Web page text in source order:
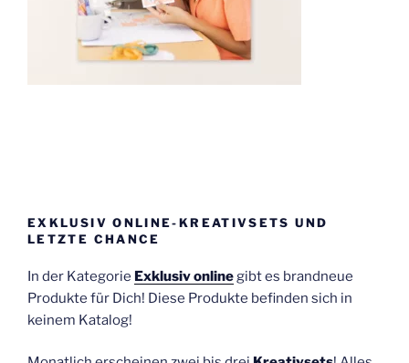
EXKLUSIV ONLINE-KREATIVSETS UND
LETZTE CHANCE
In der Kategorie Exklusiv onlinegibt es brandneue
Produkte für Dich! Diese Produkte befinden sich in
keinem Katalog!